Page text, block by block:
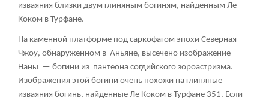
изваяния близки двум глиняным богиням, найденным Ле
Коком в Турфане.
На каменной платформе под саркофагом эпохи Северная
Чжоу, обнаруженном в Аньяне, высечено изображение
Наны — богини из пантеона согдийского зороастризма.
Изображения этой богини очень похожи на глиняные
изваяния богинь, найденные Ле Коком в Турфане 351. Если